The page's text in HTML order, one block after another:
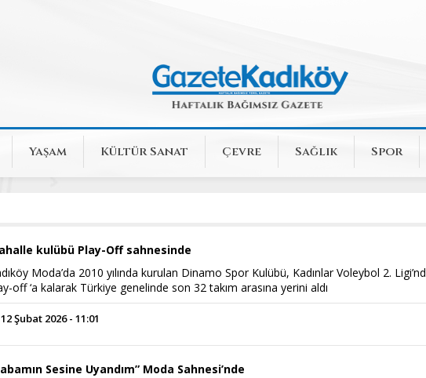
Yaşam Kültür Sanat Çevre Sağlık Spor
kulübü Play-Off sahnesinde
Moda’da 2010 yılında kurulan Dinamo Spor Kulübü, Kadınlar Voleybol 2.
off ‘a kalarak Türkiye genelinde son 32 takım arasına yerini aldı
12 Şubat 2026 - 11:01
Sesine Uyandım” Moda Sahnesi’nde